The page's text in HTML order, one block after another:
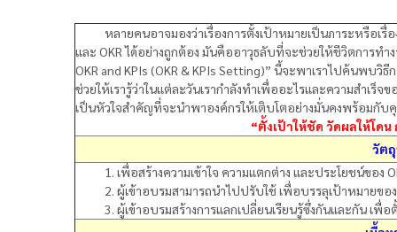
หลายคนอาจมองว่าเรื่องการตั้งเป้าหมายเป็นภาระหรือเรื่อง
และ OKR ได้อย่างถูกต้อง มันคืออาวุธลับที่จะช่วยให้ชีวิตการท
OKR and KPIs (OKR & KPIs Setting)” นี้จะพาเราไปค้นพบ
ช่วยให้เรารู้ว่าในแต่ละวันเรากำลังทำเพื่ออะไรและความสำเร็จ
เป็นหัวใจสำคัญที่จะนำพาองค์กรให้เติบโตอย่างมั่นคงพร้อมกั
“ตั้งเป้าให้ชัด วัดผลให้โดน
วัต
1. เพื่อสร้างความเข้าใจ ความแตกต่าง และประโยชน์ของ
2. ผู้เข้าอบรมสามารถนำไปปรับใช้ เพื่อบรรลุเป้าหมายขอ
3. ผู้เข้าอบรมสร้างการแลกเปลี่ยนเรียนรู้ซึ่งกันและกัน เพื่อตั้